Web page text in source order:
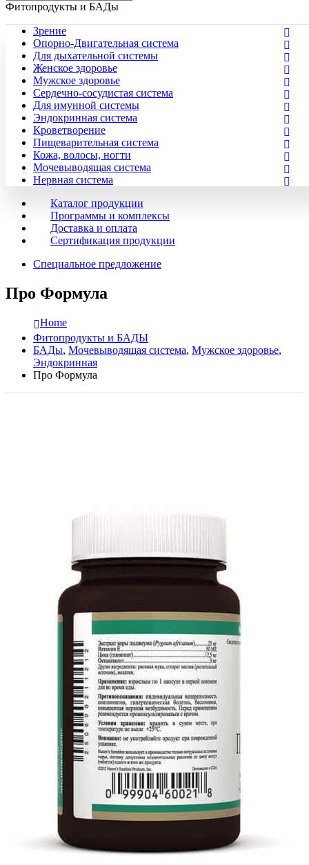
Фитопродукты и БАДы
Зрение
Опорно-Двигательная система
Для дыхательной системы
Женское здоровье
Мужское здоровье
Сердечно-сосудистая система
Для имунной системы
Эндокринная система
Кроветворение
Пищеварительная система
Кожа, волосы, ногти
Мочевыводящая система
Нервная система
Каталог продукции
Программы и комплексы
Доставка и оплата
Сертификация продукции
Специальное предложение
Про Формула
Home
Фитопродукты и БАДЫ
БАДы, Мочевыводящая система, Мужское здоровье,
Эндокринная
Про Формула